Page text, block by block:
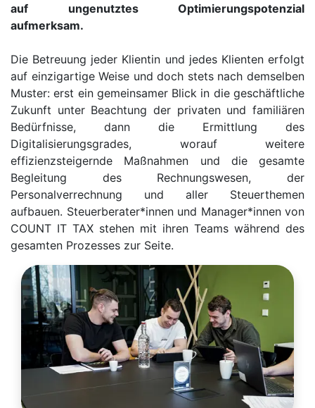
auf ungenutztes Optimierungspotenzial
aufmerksam.
Die Betreuung jeder Klientin und jedes Klienten erfolgt
auf einzigartige Weise und doch stets nach demselben
Muster: erst ein gemeinsamer Blick in die geschäftliche
Zukunft unter Beachtung der privaten und familiären
Bedürfnisse, dann die Ermittlung des
Digitalisierungsgrades, worauf weitere
effizienzsteigernde Maßnahmen und die gesamte
Begleitung des Rechnungswesen, der
Personalverrechnung und aller Steuerthemen
aufbauen. Steuerberater*innen und Manager*innen von
COUNT IT TAX stehen mit ihren Teams während des
gesamten Prozesses zur Seite.